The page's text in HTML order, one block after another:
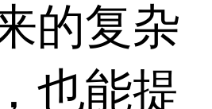
的复杂
也能提